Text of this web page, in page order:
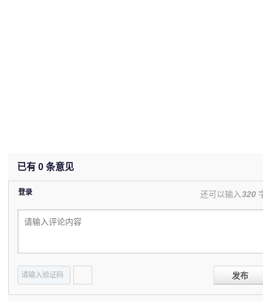
已有 0 条意见
登录 还可以输入320
发布